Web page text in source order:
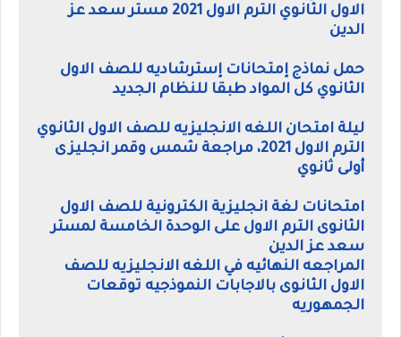
الاول الثانوي الترم الاول 2021 مستر سعد عز
الدين
حمل نماذج إمتحانات إسترشاديه للصف الاول
الثانوي كل المواد طبقا للنظام الجديد
ليلة امتحان اللغه الانجليزيه للصف الاول الثانوي
الترم الاول 2021، مراجعة شمس وقمر انجليزى
أولى ثانوي
امتحانات لغة انجليزية الكترونية للصف الاول
الثانوى الترم الاول على الوحدة الخامسة لمستر
سعد عز الدين
المراجعه النهائيه في اللغه الانجليزيه للصف
الاول الثانوى بالاجابات النموذجيه توقعات
الجمهوريه